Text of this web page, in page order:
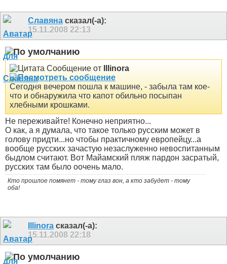
Славяна сказал(-а):
15.11.2008 22:13
Сообщение от Illinora
Сегодня вечером пошла к машине, - забыла там кое-
что и обнаружила что капот обильно посыпан
хлебными крошками.
Не переживайте! Конечно неприятно...
О как, а я думала, что такое только русским может в
голову придти...но чтобы практичному европейцу...а
вообще русских зачастую незаслуженно невоспитанным
быдлом считают. Вот Майамский пляж пардон засратый,
русских там было оочень мало.
Кто прошлое помянет - тому глаз вон, а кто забудет - тому
оба!
Illinora сказал(-а):
15.11.2008 22:18